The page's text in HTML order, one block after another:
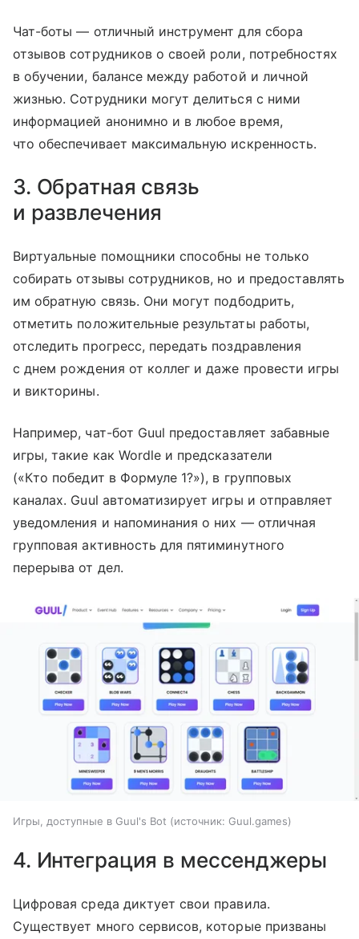
Чат-боты — отличный инструмент для сбора
отзывов сотрудников о своей роли, потребностях
в обучении, балансе между работой и личной
жизнью. Сотрудники могут делиться с ними
информацией анонимно и в любое время,
что обеспечивает максимальную искренность.
3. Обратная связь
и развлечения
Виртуальные помощники способны не только
собирать отзывы сотрудников, но и предоставлять
им обратную связь. Они могут подбодрить,
отметить положительные результаты работы,
отследить прогресс, передать поздравления
с днем рождения от коллег и даже провести игры
и викторины.
Например, чат-бот Guul предоставляет забавные
игры, такие как Wordle и предсказатели
(«Кто победит в Формуле 1?»), в групповых
каналах. Guul автоматизирует игры и отправляет
уведомления и напоминания о них — отличная
групповая активность для пятиминутного
перерыва от дел.
Игры, доступные в Guul's Bot источник: Guul.games
4. Интеграция в мессенджеры
Цифровая среда диктует свои правила.
Существует много сервисов, которые призваны